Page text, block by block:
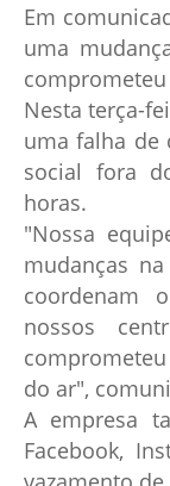
Em
uma
Nesta terça-
uma falha de
social fora
horas.
"Nossa
mudanças
coordenam
nossos
do ar",
A empresa
Facebook,